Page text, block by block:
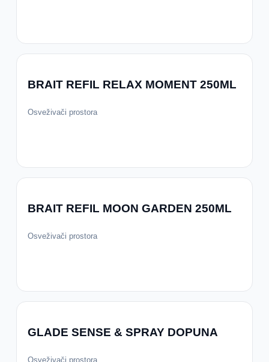
BRAIT REFIL RELAX MOMENT 250ML
Osveživači prostora
BRAIT REFIL MOON GARDEN 250ML
Osveživači prostora
GLADE SENSE & SPRAY DOPUNA
Osveživači prostora